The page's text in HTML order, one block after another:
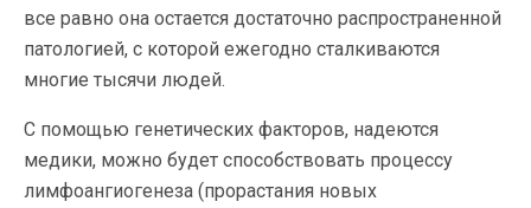
все равно она остается достаточно распространенной
патологией, с которой ежегодно сталкиваются
многие тысячи людей.
С помощью генетических факторов, надеются
медики, можно будет способствовать процессу
лимфоангиогенеза (прорастания новых